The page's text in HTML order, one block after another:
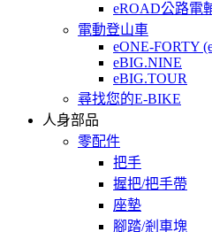
eROAD公路電
電動登山車
eONE-FORTY
eBIG.NINE
eBIG.TOUR
尋找您的E-BIKE
人身部品
零配件
把手
握把/把手帶
座墊
腳踏/剎車塊